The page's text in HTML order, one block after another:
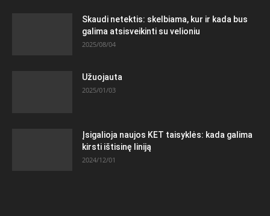
Skaudi netektis: skelbiama, kur ir kada bus
galima atsisveikinti su velioniu
2025/08/04
Užuojauta
2025/01/03
Įsigalioja naujos KET taisyklės: kada galima
kirsti ištisinę liniją
2024/12/01